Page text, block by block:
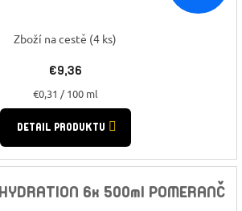
Zboží na cestě (4 ks)
€9,36
Jednotková
cena:
€0,31 / 100 ml
DETAIL PRODUKTU
6x 500ml POMERANČ